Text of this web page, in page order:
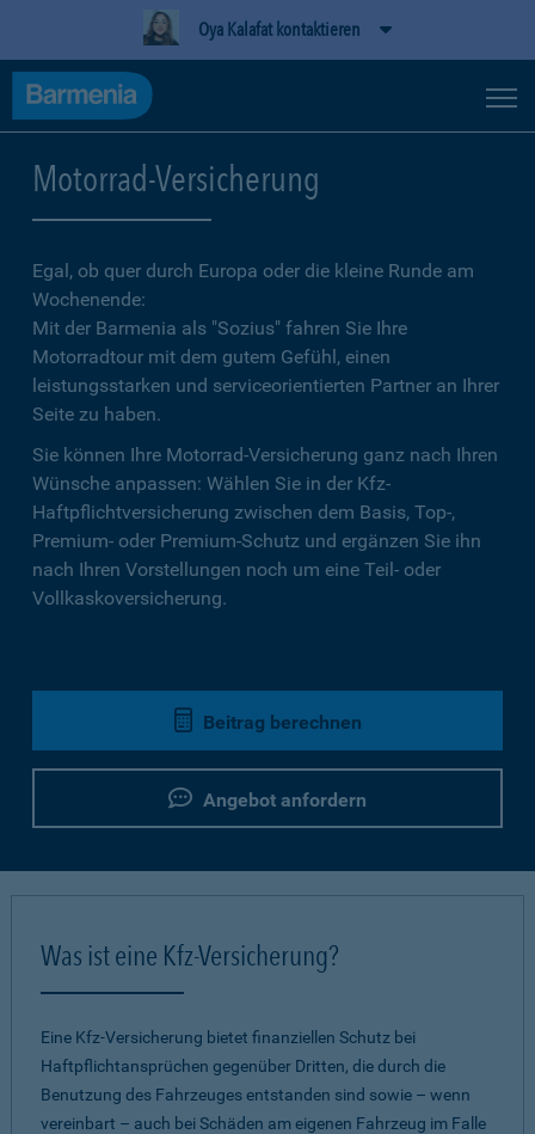
Oya Kalafat kontaktieren
Motorrad-Versicherung
Egal, ob quer durch Europa oder die kleine Runde am
Wochenende:
Mit der Barmenia als "Sozius" fahren Sie Ihre
Motorradtour mit dem gutem Gefühl, einen
leistungsstarken und serviceorientierten Partner an Ihrer
Seite zu haben.
Sie können Ihre Motorrad-Versicherung ganz nach Ihren
Wünsche anpassen: Wählen Sie in der Kfz-
Haftpflichtversicherung zwischen dem Basis, Top-,
Premium- oder Premium-Schutz und ergänzen Sie ihn
nach Ihren Vorstellungen noch um eine Teil- oder
Vollkaskoversicherung.
Beitrag berechnen
Angebot anfordern
Was ist eine Kfz-Versicherung?
Eine Kfz-Versicherung bietet finanziellen Schutz bei
Haftpflichtansprüchen gegenüber Dritten, die durch die
Benutzung des Fahrzeuges entstanden sind sowie – wenn
vereinbart – auch bei Schäden am eigenen Fahrzeug im Falle